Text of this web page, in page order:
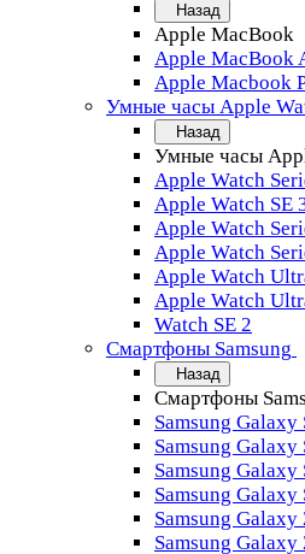
Назад
Apple MacBook
Apple MacBook
Apple Macbook
Умные часы Apple
Назад
Умные часы
Apple Watch
Apple Watch SE
Apple Watch
Apple Watch
Apple Watch
Apple Watch
Watch SE 2
Смартфоны Samsung
Назад
Смартфоны
Samsung Galaxy
Samsung Galaxy
Samsung Galaxy
Samsung Galaxy
Samsung Galaxy
Samsung Galaxy